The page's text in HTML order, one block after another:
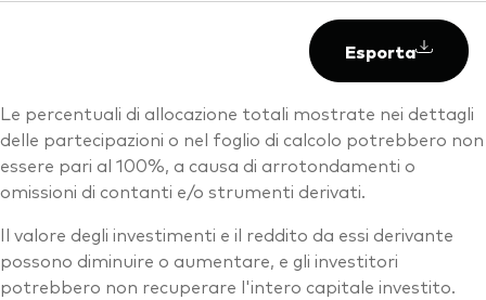
Esporta
Le percentuali di allocazione totali mostrate nei dettagli
delle partecipazioni o nel foglio di calcolo potrebbero non
essere pari al 100%, a causa di arrotondamenti o
omissioni di contanti e/o strumenti derivati.
Il valore degli investimenti e il reddito da essi derivante
possono diminuire o aumentare, e gli investitori
potrebbero non recuperare l'intero capitale investito.